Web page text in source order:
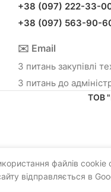
+38 (097) 222-33-
+38 (097) 563-90-
✉️ Email
З питань закупівлі
З питань до
ТОВ
файлів cookie
відправляється в